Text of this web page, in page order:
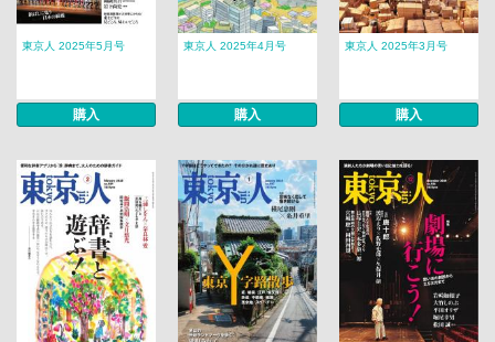
東京人 2025年5月号
購入
東京人 2025年4月号
購入
東京人 2025年3月号
購入